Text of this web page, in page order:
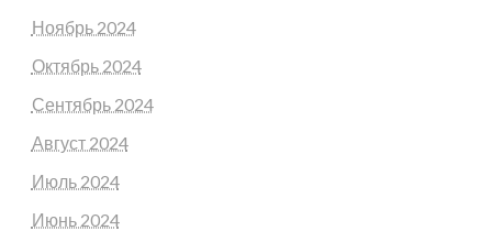
Ноябрь 2024
Октябрь 2024
Сентябрь 2024
Август 2024
Июль 2024
Июнь 2024